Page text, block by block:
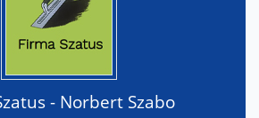
- Norbert Szabo